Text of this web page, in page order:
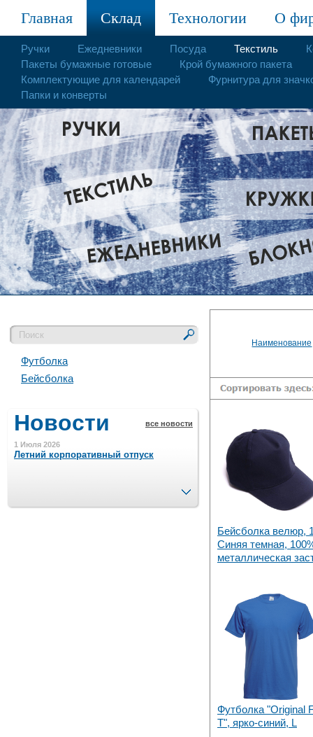
Главная Склад Технологии О
Ручки Ежедневники Посуда Текстиль
Пакеты бумажные готовые
Крой бумажного пакета
Комплектующие для календарей
Фурнитура для
Папки и конверты
Футболка
Бейсболка
Новости все новости
1 Июля 2026
Летний корпоративный отпуск
Минимальная сумма заказа 5000 р.
След.
Наименование
Бейсболка велюр,
Синяя темная,
металлическая
Футболка "Original
T", ярко-синий, L